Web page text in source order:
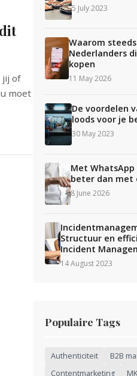
jij of
moet
5 July 2023
Waarom
Nederlanders
kopen
11 May 2026
De voordelen
loods voor je
30 May 2023
Met
beter dan met
8 June 2026
Structuur en
Incident
14 August 2023
Populaire Tags
Authenticiteit
B2B
Contentmarketing